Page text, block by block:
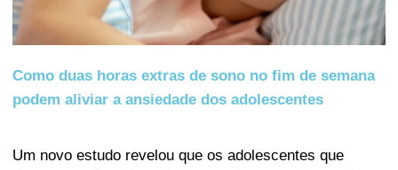
Como duas horas extras de sono no fim de semana
podem aliviar a ansiedade dos adolescentes
Um novo estudo revelou que os adolescentes que